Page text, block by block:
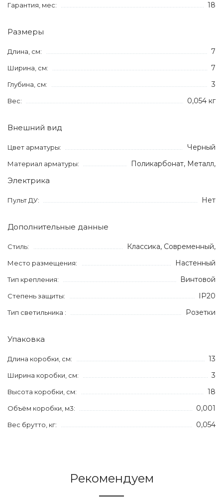
Гарантия, мес: 18
Размеры
Длина, см: 7
Ширина, см: 7
Глубина, см: 3
Вес: 0,054 кг
Внешний вид
Цвет арматуры: Черный
Материал арматуры: Поликарбонат, Металл,
Электрика
Пульт ДУ: Нет
Дополнительные данные
Стиль: Классика, Современный,
Место размещения: Настенный
Тип крепления: Винтовой
Степень защиты: IP20
Тип светильника : Розетки
Упаковка
Длина коробки, см: 13
Ширина коробки, см: 3
Высота коробки, см: 18
Объём коробки, м3: 0,001
Вес брутто, кг: 0,054
Рекомендуем